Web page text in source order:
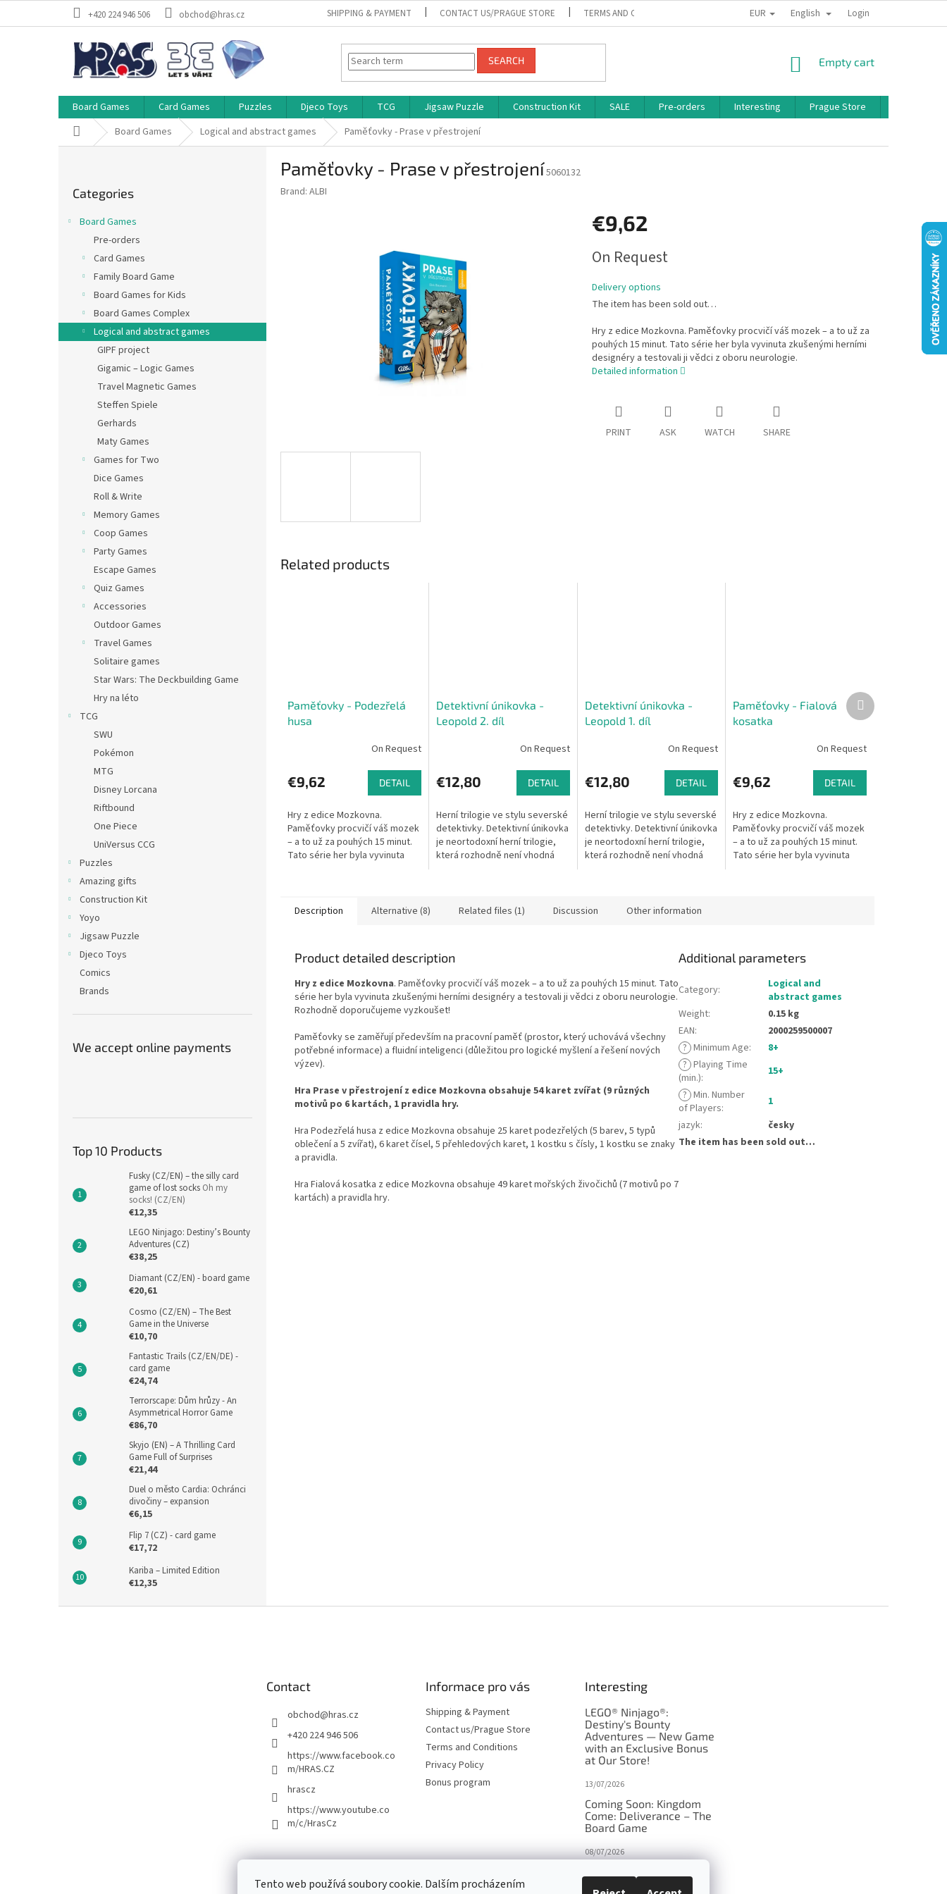
Tento web používá soubory cookie. Dalším procházením
+420 224 946 506 obchod@hras.cz SHIPPING & PAYMENT CONTACT US/PRAGUE STORE TERMS AND CONDITIONS PRIVACY POLICY BONUS PROGRAM
EUR English Login
SEARCH
SHOPPING
Empty cart
Board Games Card Games Puzzles Djeco Toys TCG Jigsaw Puzzle Construction Kit SALE Pre-orders Interesting Prague Store
Home Board Games Logical and abstract games Paměťovky - Prase v přestrojení
categories
Categories
Board Games
Pre-orders
Card Games
Family Board Game
Board Games for Kids
Board Games Complex
Logical and abstract games
GIPF project
Gigamic – Logic Games
Travel Magnetic Games
Steffen Spiele
Gerhards
Maty Games
Games for Two
Dice Games
Roll & Write
Memory Games
Coop Games
Party Games
Escape Games
Quiz Games
Accessories
Outdoor Games
Travel Games
Solitaire games
Star Wars: The Deckbuilding Game
Hry na léto
TCG
SWU
Pokémon
MTG
Disney Lorcana
Riftbound
One Piece
UniVersus CCG
Puzzles
Amazing gifts
Construction Kit
Yoyo
Jigsaw Puzzle
Djeco Toys
Comics
Brands
We accept online payments
Top 10 Products
Fusky (CZ/EN) – the silly card
game of lost socks Oh my
socks! (CZ/EN)
€12,35
LEGO Ninjago: Destiny’s Bounty
Adventures (CZ)
€38,25
Diamant (CZ/EN) - board game
€20,61
Cosmo (CZ/EN) – The Best
Game in the Universe
€10,70
Fantastic Trails (CZ/EN/DE) -
card game
€24,74
Terrorscape: Dům hrůzy - An
Asymmetrical Horror Game
€86,70
Skyjo (EN) – A Thrilling Card
Game Full of Surprises
€21,44
Duel o město Cardia: Ochránci
divočiny – expansion
€6,15
Flip 7 (CZ) - card game
€17,72
Kariba – Limited Edition
€12,35
Paměťovky - Prase v přestrojení5060132
Brand: ALBI
€9,62
price:
On Request
Delivery options
The item has been sold out…
Hry z edice Mozkovna. Paměťovky procvičí váš mozek – a to už za
pouhých 15 minut. Tato série her byla vyvinuta zkušenými herními
designéry a testovali ji vědci z oboru neurologie.
Detailed information
PRINT ASK WATCH SHARE
Related products
Paměťovky - Podezřelá
husa
On Request
€9,62 DETAIL
Hry z edice Mozkovna.
Paměťovky procvičí váš mozek
– a to už za pouhých 15 minut.
Tato série her byla vyvinuta
Detektivní únikovka -
Leopold 2. díl
On Request
€12,80 DETAIL
Herní trilogie ve stylu severské
detektivky. Detektivní únikovka
je neortodoxní herní trilogie,
která rozhodně není vhodná
Detektivní únikovka -
Leopold 1. díl
On Request
€12,80 DETAIL
Herní trilogie ve stylu severské
detektivky. Detektivní únikovka
je neortodoxní herní trilogie,
která rozhodně není vhodná
Paměťovky - Fialová
kosatka
On Request
€9,62 DETAIL
Hry z edice Mozkovna.
Paměťovky procvičí váš mozek
– a to už za pouhých 15 minut.
Tato série her byla vyvinuta
Next
product
Description Alternative (8) Related files (1) Discussion Other information
Product detailed description
Hry z edice Mozkovna. Paměťovky procvičí váš mozek – a to už za pouhých 15 minut. Tato
série her byla vyvinuta zkušenými herními designéry a testovali ji vědci z oboru neurologie.
Rozhodně doporučujeme vyzkoušet!
Paměťovky se zaměřují především na pracovní paměť (prostor, který uchovává všechny
potřebné informace) a fluidní inteligenci (důležitou pro logické myšlení a řešení nových
výzev).
Hra Prase v přestrojení z edice Mozkovna obsahuje 54 karet zvířat (9 různých
motivů po 6 kartách, 1 pravidla hry.
Hra Podezřelá husa z edice Mozkovna obsahuje 25 karet podezřelých (5 barev, 5 typů
oblečení a 5 zvířat), 6 karet čísel, 5 přehledových karet, 1 kostku s čísly, 1 kostku se znaky
a pravidla.
Hra Fialová kosatka z edice Mozkovna obsahuje 49 karet mořských živočichů (7 motivů po 7
kartách) a pravidla hry.
Additional parameters
Category:
Logical and
abstract games
Weight:
0.15 kg
EAN:
2000259500007
? Minimum Age:
8+
? Playing Time
(min.):
15+
? Min. Number
of Players:
1
jazyk:
česky
The item has been sold out…
Contact
obchod@hras.cz
+420 224 946 506
https://www.facebook.co
m/HRAS.CZ
hrascz
https://www.youtube.co
m/c/HrasCz
Informace pro vás
Shipping & Payment
Contact us/Prague Store
Terms and Conditions
Privacy Policy
Bonus program
Interesting
LEGO® Ninjago®:
Destiny's Bounty
Adventures — New Game
with an Exclusive Bonus
at Our Store!
13/07/2026
Coming Soon: Kingdom
Come: Deliverance – The
Board Game
08/07/2026
in disguise?